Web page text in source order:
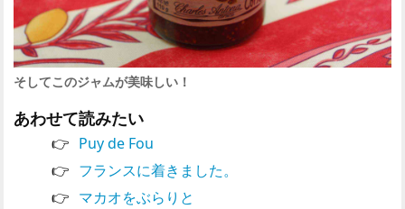
そしてこのジャムが美味しい！
あわせて読みたい
Puy de Fou
フランスに着きました。
マカオをぶらりと